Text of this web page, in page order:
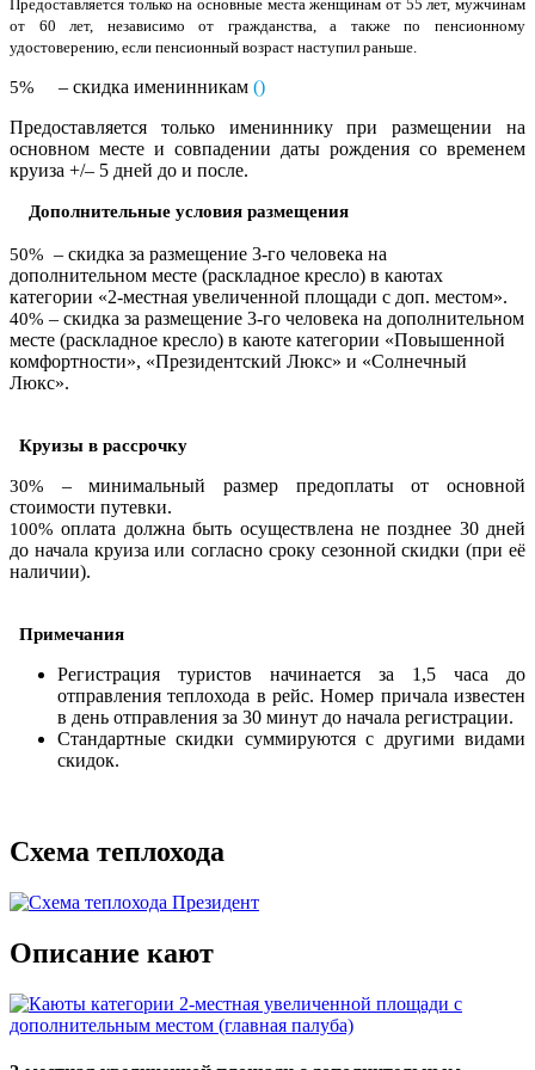
Предоставляется только на основные места женщинам от 55 лет, мужчинам
от 60 лет, независимо от гражданства, а также по пенсионному
удостоверению, если пенсионный возраст наступил раньше.
5% – скидка именинникам ()
Предоставляется только имениннику при размещении на
основном месте и совпадении даты рождения со временем
круиза +/– 5 дней до и после.
Дополнительные условия размещения
50% – скидка за размещение 3-го человека на
дополнительном месте (раскладное кресло) в каютах
категории «2-местная увеличенной площади с доп. местом».
40% – скидка за размещение 3-го человека на дополнительном
месте (раскладное кресло) в каюте категории «Повышенной
комфортности», «Президентский Люкс» и «Солнечный
Люкс».
Круизы в рассрочку
30% – минимальный размер предоплаты от основной
стоимости путевки.
100% оплата должна быть осуществлена не позднее 30 дней
до начала круиза или согласно сроку сезонной скидки (при её
наличии).
Примечания
Регистрация туристов начинается за 1,5 часа до
отправления теплохода в рейс. Номер причала известен
в день отправления за 30 минут до начала регистрации.
Стандартные скидки суммируются с другими видами
скидок.
Схема теплохода
Описание кают